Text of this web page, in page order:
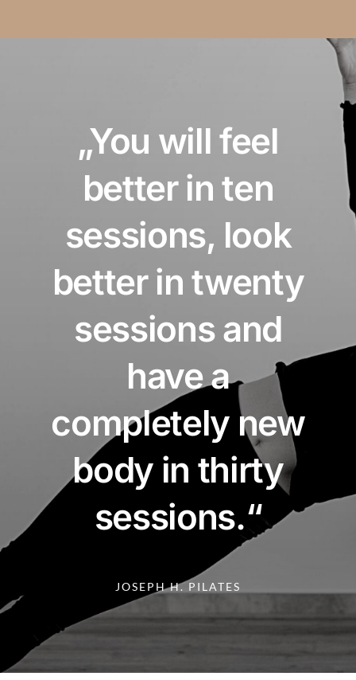
„You will feel
better in ten
sessions, look
better in twenty
sessions and
have a
completely new
body in thirty
sessions.“
JOSEPH H. PILATES